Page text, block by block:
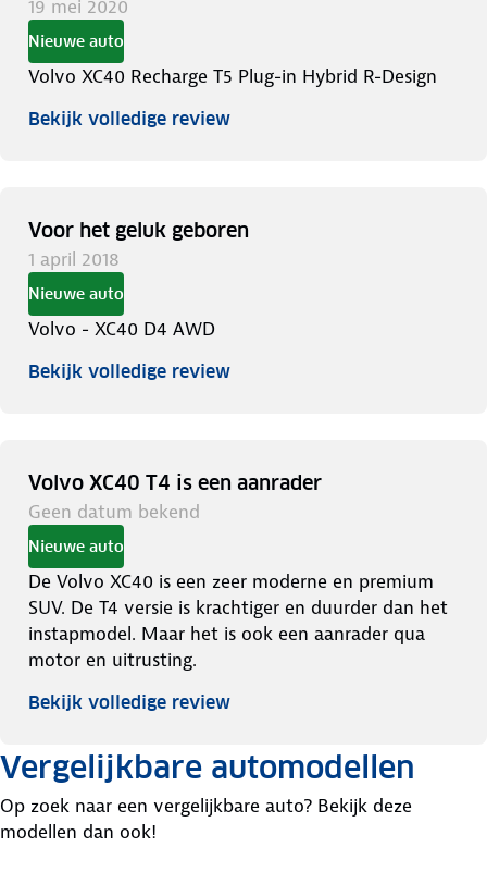
19 mei 2020
Nieuwe auto
Volvo XC40 Recharge T5 Plug-in Hybrid R-Design
Bekijk volledige review
Voor het geluk geboren
1 april 2018
Nieuwe auto
Volvo - XC40 D4 AWD
Bekijk volledige review
Volvo XC40 T4 is een aanrader
Geen datum bekend
Nieuwe auto
De Volvo XC40 is een zeer moderne en premium
SUV. De T4 versie is krachtiger en duurder dan het
instapmodel. Maar het is ook een aanrader qua
motor en uitrusting.
Bekijk volledige review
Vergelijkbare automodellen
Op zoek naar een vergelijkbare auto? Bekijk deze
modellen dan ook!